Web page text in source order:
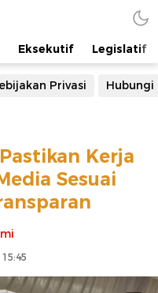
Eksekutif Legislatif
Privasi Hubungi
Kerja
Sesuai